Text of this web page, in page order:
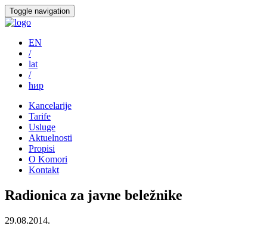
Toggle navigation
EN
/
lat
/
ћир
Kancelarije
Tarife
Usluge
Aktuelnosti
Propisi
O Komori
Kontakt
Radionica za javne beležnike
29.08.2014.